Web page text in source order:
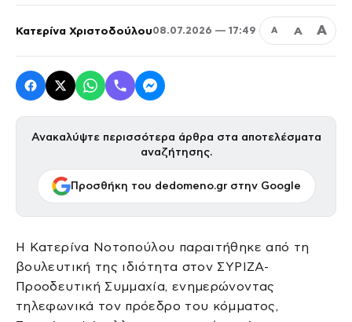
Κατερίνα Χριστοδούλου08.07.2026 — 17:49 Α Α Α
Ανακαλύψτε περισσότερα άρθρα στα αποτελέσματα
αναζήτησης.
Προσθήκη του dedomeno.gr στην Google
Η Κατερίνα Νοτοπούλου παραιτήθηκε από τη
βουλευτική της ιδιότητα στον ΣΥΡΙΖΑ-
Προοδευτική Συμμαχία, ενημερώνοντας
τηλεφωνικά τον πρόεδρο του κόμματος,